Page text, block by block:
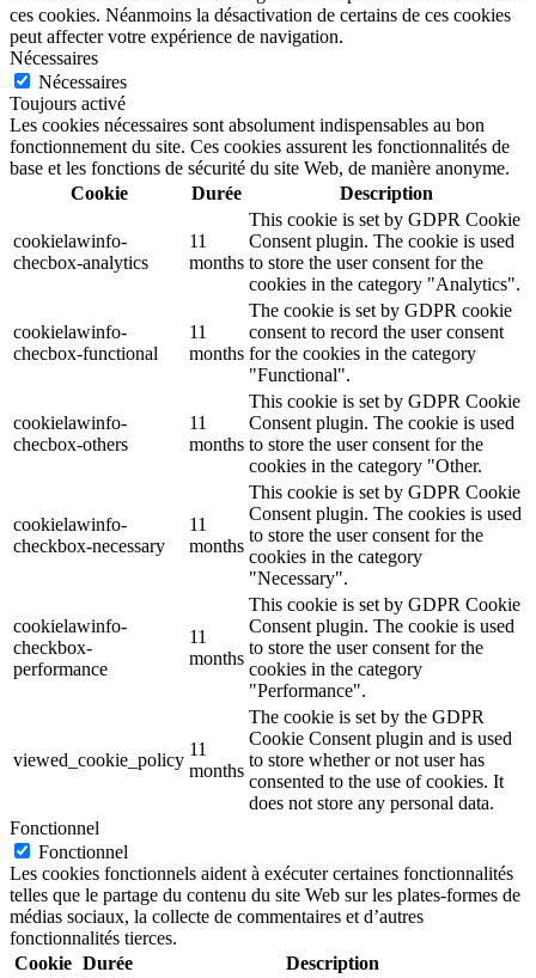
ces cookies. Néanmoins la désactivation de certains de ces cookies
peut affecter votre expérience de navigation.
Nécessaires
Nécessaires
Toujours activé
Les cookies nécessaires sont absolument indispensables au bon
fonctionnement du site. Ces cookies assurent les fonctionnalités de
base et les fonctions de sécurité du site Web, de manière anonyme.
Cookie
Durée Description
cookielawinfo-
checbox-analytics
11
months
This cookie is set by GDPR Cookie
Consent plugin. The cookie is used
to store the user consent for the
cookies in the category "Analytics".
cookielawinfo-
checbox-functional
11
months
The cookie is set by GDPR cookie
consent to record the user consent
for the cookies in the category
"Functional".
cookielawinfo-
checbox-others
11
months
This cookie is set by GDPR Cookie
Consent plugin. The cookie is used
to store the user consent for the
cookies in the category "Other.
cookielawinfo-
checkbox-necessary
11
months
This cookie is set by GDPR Cookie
Consent plugin. The cookies is used
to store the user consent for the
cookies in the category
"Necessary".
cookielawinfo-
checkbox-
performance
11
months
This cookie is set by GDPR Cookie
Consent plugin. The cookie is used
to store the user consent for the
cookies in the category
"Performance".
viewed_cookie_policy
11
months
The cookie is set by the GDPR
Cookie Consent plugin and is used
to store whether or not user has
consented to the use of cookies. It
does not store any personal data.
Fonctionnel
Fonctionnel
Les cookies fonctionnels aident à exécuter certaines fonctionnalités
telles que le partage du contenu du site Web sur les plates-formes de
médias sociaux, la collecte de commentaires et d’autres
fonctionnalités tierces.
Cookie Durée Description